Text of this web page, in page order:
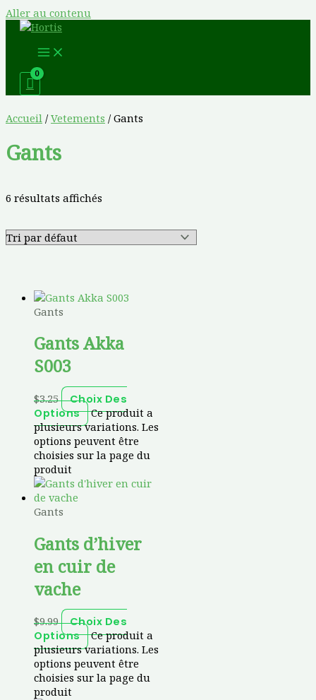
Aller au contenu
Accueil / Vetements / Gants
Gants
6 résultats affichés
Gants
Gants Akka
S003
$3.25
Choix Des
Options
Ce produit a
plusieurs variations. Les
options peuvent être
choisies sur la page du
produit
Gants
Gants d’hiver
en cuir de
vache
$9.99
Choix Des
Options
Ce produit a
plusieurs variations. Les
options peuvent être
choisies sur la page du
produit